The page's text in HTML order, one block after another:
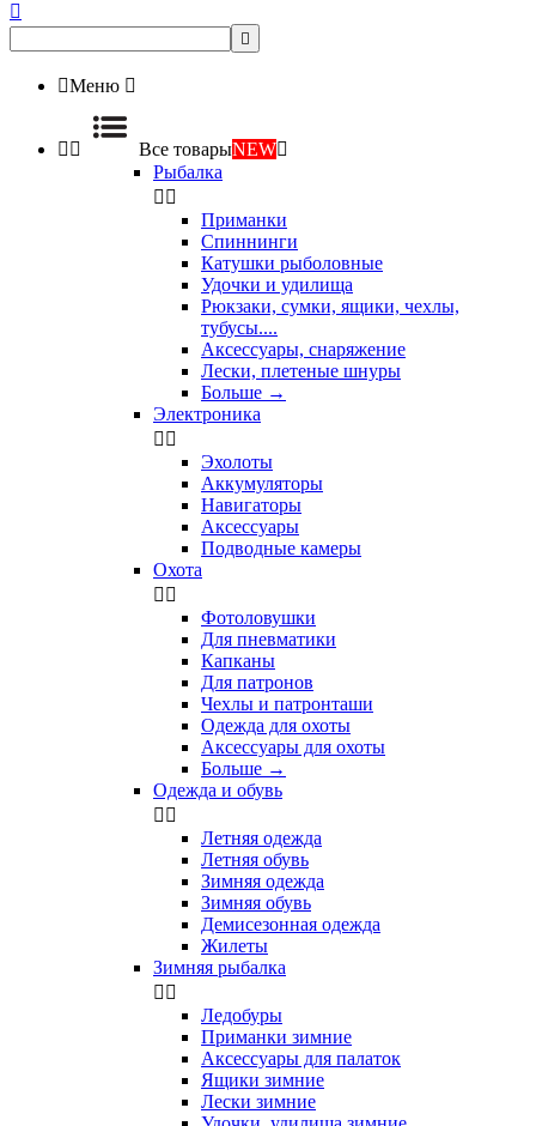


Меню 
  Все товарыNEW
Рыбалка
 
Приманки
Спиннинги
Катушки рыболовные
Удочки и удилища
Рюкзаки, сумки, ящики, чехлы,
тубусы....
Аксессуары, снаряжение
Лески, плетеные шнуры
Больше →
Электроника
 
Эхолоты
Аккумуляторы
Навигаторы
Аксессуары
Подводные камеры
Охота
 
Фотоловушки
Для пневматики
Капканы
Для патронов
Чехлы и патронташи
Одежда для охоты
Аксессуары для охоты
Больше →
Одежда и обувь
 
Летняя одежда
Летняя обувь
Зимняя одежда
Зимняя обувь
Демисезонная одежда
Жилеты
Зимняя рыбалка
 
Ледобуры
Приманки зимние
Аксессуары для палаток
Ящики зимние
Лески зимние